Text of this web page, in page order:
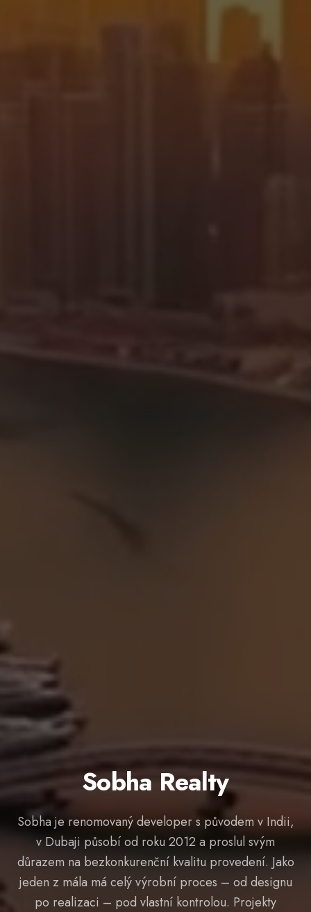
Sobha Realty
Sobha je renomovaný developer s původem v Indii,
v Dubaji působí od roku 2012 a proslul svým
důrazem na bezkonkurenční kvalitu provedení. Jako
jeden z mála má celý výrobní proces – od designu
po realizaci – pod vlastní kontrolou. Projekty